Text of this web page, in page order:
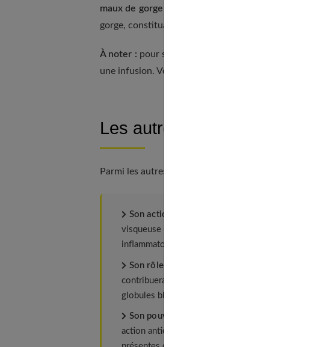
maux de gorge
gorge, constituant dès lors une couche protectrice.
À noter : pour soigner un rhume ou des
une infusion. Vous pouvez boire plusieurs tisanes par
Les autres bienfaits du miel de
Parmi les autres vertus du miel de thym, on peut citer :
Son action contre les troubles gastriques et
visqueuse du miel de thym contribue à une
inflammatoire du miel joue aussi un rôle à cet égard.
Son rôle dans le fonctionnement du système
contribuerait à améliorer la réponse du système
globules blancs.
Son pouvoir protecteur
action antioxydante, protégeant ainsi les cellules